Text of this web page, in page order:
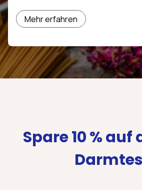
Mehr erfahren
Spare 10 % auf